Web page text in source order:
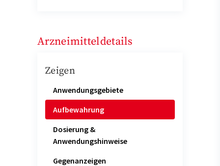
Arzneimitteldetails
Zeigen
Anwendungsgebiete
Aufbewahrung
Dosierung &
Anwendungshinweise
Gegenanzeigen